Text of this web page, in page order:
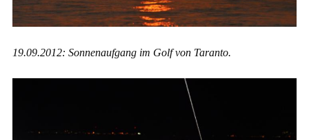
19.09.2012: Sonnenaufgang im Golf von Taranto.